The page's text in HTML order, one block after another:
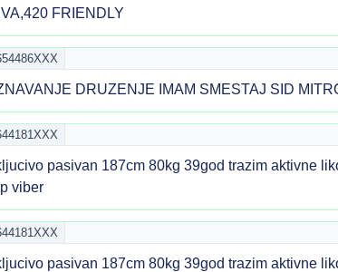
FRIENDLY
DRUZENJE IMAM SMESTAJ SID
pasivan 187cm 80kg 39god trazim aktivne
viber
pasivan 187cm 80kg 39god trazim aktivne